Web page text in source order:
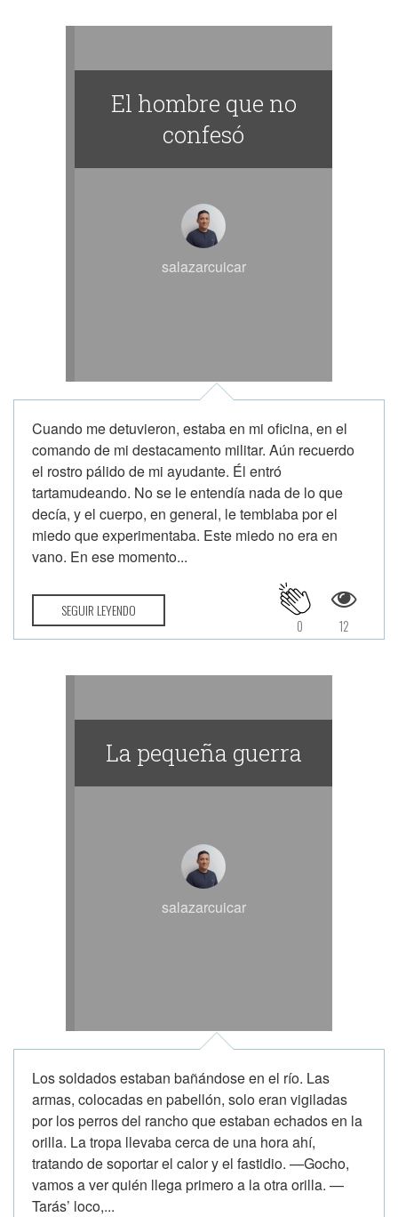
El hombre que no
confesó
salazarcuicar
Cuando me detuvieron, estaba en mi oficina, en el
comando de mi destacamento militar. Aún recuerdo
el rostro pálido de mi ayudante. Él entró
tartamudeando. No se le entendía nada de lo que
decía, y el cuerpo, en general, le temblaba por el
miedo que experimentaba. Este miedo no era en
vano. En ese momento...
SEGUIR LEYENDO
12
0
La pequeña guerra
salazarcuicar
Los soldados estaban bañándose en el río. Las
armas, colocadas en pabellón, solo eran vigiladas
por los perros del rancho que estaban echados en la
orilla. La tropa llevaba cerca de una hora ahí,
tratando de soportar el calor y el fastidio. —Gocho,
vamos a ver quién llega primero a la otra orilla. —
Tarás’ loco,...